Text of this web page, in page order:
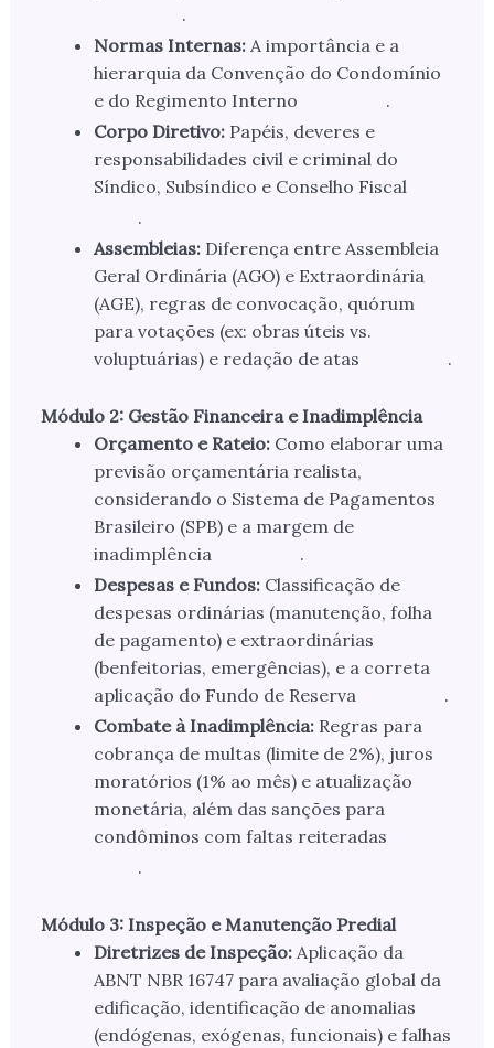
.
Normas Internas:A importância e a
hierarquia da Convenção do Condomínio
e do Regimento Interno
.
Corpo Diretivo:Papéis, deveres e
responsabilidades civil e criminal do
Síndico, Subsíndico e Conselho Fiscal
.
Assembleias:Diferença entre Assembleia
Geral Ordinária (AGO) e Extraordinária
(AGE), regras de convocação, quórum
para votações (ex: obras úteis vs.
voluptuárias) e redação de atas
.
Módulo 2: Gestão Financeira e Inadimplência
Orçamento e Rateio:Como elaborar uma
previsão orçamentária realista,
considerando o Sistema de Pagamentos
Brasileiro (SPB) e a margem de
inadimplência
.
Despesas e Fundos:Classificação de
despesas ordinárias (manutenção, folha
de pagamento) e extraordinárias
(benfeitorias, emergências), e a correta
aplicação do Fundo de Reserva
.
Combate à Inadimplência:Regras para
cobrança de multas (limite de 2%), juros
moratórios (1% ao mês) e atualização
monetária, além das sanções para
condôminos com faltas reiteradas
.
Módulo 3: Inspeção e Manutenção Predial
Diretrizes de Inspeção:Aplicação da
ABNT NBR 16747 para avaliação global da
edificação, identificação de anomalias
(endógenas, exógenas, funcionais) e falhas